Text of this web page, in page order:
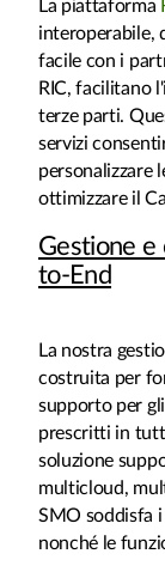
La piattaforma
interoperabile,
facile con i
RIC, facilitano
terze parti.
servizi
personalizzare
ottimizzare il
Gestione e
to-End
La nostra
costruita per
supporto per
prescritti in
soluzione
multicloud,
SMO soddisfa
nonché le